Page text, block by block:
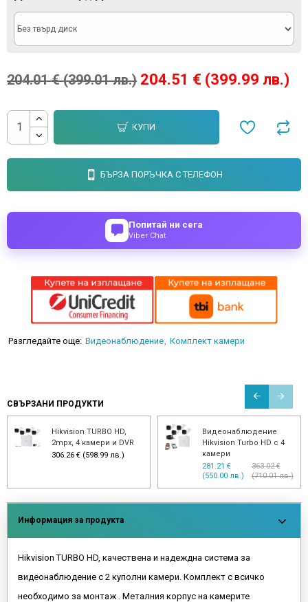
204.51 € (399.99 лв.)
204.01 € (399.01 лв.)
КУПИ
БЪРЗА ПОРЪЧКА С ТЕЛЕФОН
Попитай ни сега
Viber Chat
Разгледайте още: Видеонаблюдение Комплект камери
СВЪРЗАНИ ПРОДУКТИ
Hikvision TURBO HD,
2mpx, 4 камери и DVR
306.26 € (598.99 лв.)
Видеонаблюдение
Hikvision Turbo HD с 4
камери
281.21 €
(550.00 лв.)
363.02 €
(710.01 лв.)
Информация за продукта
Hikvision TURBO HD, качествена и надеждна система за
видеонаблюдение с 2 куполни камери. Комплект с всичко
необходимо за монтаж . Металния корпус на камерите